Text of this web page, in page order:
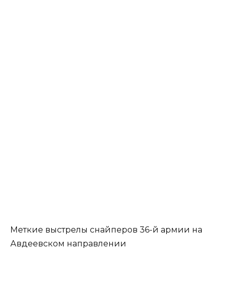
Меткие выстрелы снайперов 36-й армии на
Авдеевском направлении